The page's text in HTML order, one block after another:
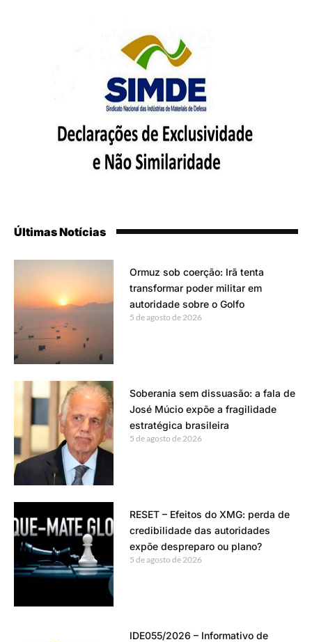
Últimas Notícias
Ormuz sob coerção: Irã tenta
transformar poder militar em
autoridade sobre o Golfo
5 de agosto de 2026
Soberania sem dissuasão: a fala de
José Múcio expõe a fragilidade
estratégica brasileira
5 de agosto de 2026
RESET – Efeitos do XMG: perda de
credibilidade das autoridades
expõe despreparo ou plano?
5 de agosto de 2026
IDE055/2026 – Informativo de